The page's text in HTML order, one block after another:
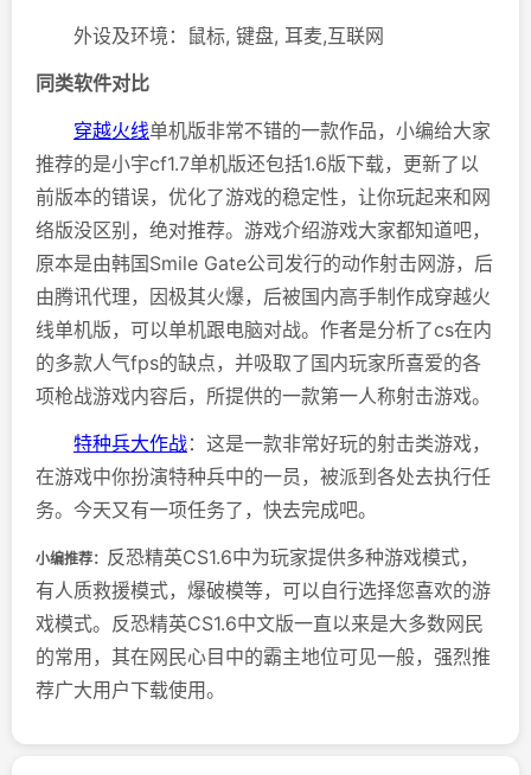
外设及环境：鼠标, 键盘, 耳麦,互联网
同类软件对比
穿越火线单机版非常不错的一款作品，小编给大家
推荐的是小宇cf1.7单机版还包括1.6版下载，更新了以
前版本的错误，优化了游戏的稳定性，让你玩起来和网
络版没区别，绝对推荐。游戏介绍游戏大家都知道吧，
原本是由韩国Smile Gate公司发行的动作射击网游，后
由腾讯代理，因极其火爆，后被国内高手制作成穿越火
线单机版，可以单机跟电脑对战。作者是分析了cs在内
的多款人气fps的缺点，并吸取了国内玩家所喜爱的各
项枪战游戏内容后，所提供的一款第一人称射击游戏。
特种兵大作战：这是一款非常好玩的射击类游戏，
在游戏中你扮演特种兵中的一员，被派到各处去执行任
务。今天又有一项任务了，快去完成吧。
小编推荐： 反恐精英CS1.6中为玩家提供多种游戏模式，
有人质救援模式，爆破模等，可以自行选择您喜欢的游
戏模式。反恐精英CS1.6中文版一直以来是大多数网民
的常用，其在网民心目中的霸主地位可见一般，强烈推
荐广大用户下载使用。